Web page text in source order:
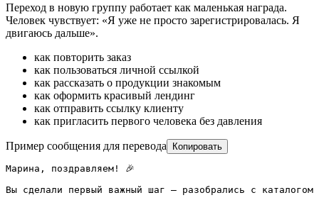
Переход в новую группу работает как маленькая награда.
Человек чувствует: «Я уже не просто зарегистрировалась. Я
двигаюсь дальше».
как повторить заказ
как пользоваться личной ссылкой
как рассказать о продукции знакомым
как оформить красивый лендинг
как отправить ссылку клиенту
как пригласить первого человека без давления
Пример сообщения для перевода Копировать
Марина, поздравляем! 🎉
Вы сделали первый важный шаг — разобрались с